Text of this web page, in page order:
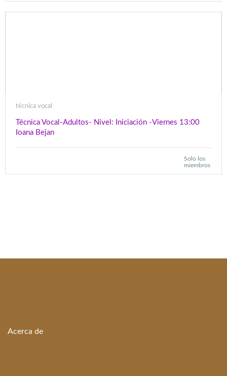
técnica vocal
Técnica Vocal-Adultos- Nivel: Iniciación -Viernes 13:00
Ioana Bejan
Solo los
miembros
Acerca de